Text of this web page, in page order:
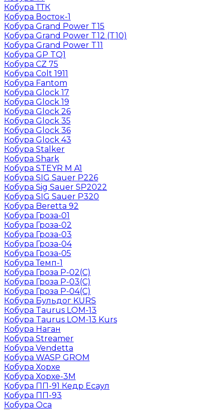
Кобура ТТК
Кобура Восток-1
Кобура Grand Power T15
Кобура Grand Power T12 (T10)
Кобура Grand Power T11
Кобура GP TQ1
Кобура CZ 75
Кобура Colt 1911
Кобура Fantom
Кобура Glock 17
Кобура Glock 19
Кобура Glock 26
Кобура Glock 35
Кобура Glock 36
Кобура Glock 43
Кобура Stalker
Кобура Shark
Кобура STEYR M A1
Кобура SIG Sauer P226
Кобура Sig Sauer SP2022
Кобура SIG Sauer P320
Кобура Beretta 92
Кобура Гроза-01
Кобура Гроза-02
Кобура Гроза-03
Кобура Гроза-04
Кобура Гроза-05
Кобура Темп-1
Кобура Гроза Р-02(С)
Кобура Гроза Р-03(С)
Кобура Гроза Р-04(С)
Кобура Бульдог KURS
Кобура Taurus LOM-13
Кобура Taurus LOM-13 Kurs
Кобура Наган
Кобура Streamer
Кобура Vendetta
Кобура WASP GROM
Кобура Хорхе
Кобура Хорхе-3М
Кобура ПП-91 Кедр Есаул
Кобура ПП-93
Кобура Оса